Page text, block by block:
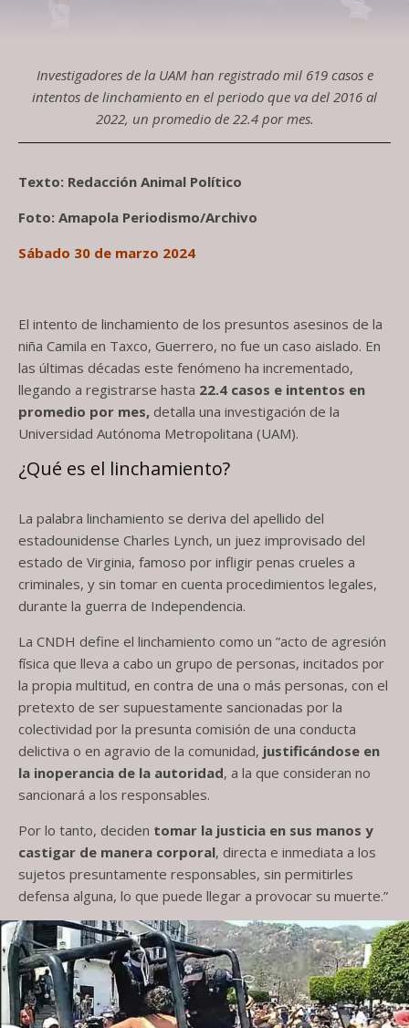
Investigadores de la UAM han registrado mil 619 casos e
intentos de linchamiento en el periodo que va del 2016 al
2022, un promedio de 22.4 por mes.
Texto: Redacción Animal Político
Foto: Amapola Periodismo/Archivo
Sábado 30 de marzo 2024
El intento de linchamiento de los presuntos asesinos de la
niña Camila en Taxco, Guerrero, no fue un caso aislado. En
las últimas décadas este fenómeno ha incrementado,
llegando a registrarse hasta 22.4 casos e intentos en
promedio por mes, detalla una investigación de la
Universidad Autónoma Metropolitana (UAM).
¿Qué es el linchamiento?
La palabra linchamiento se deriva del apellido del
estadounidense Charles Lynch, un juez improvisado del
estado de Virginia, famoso por infligir penas crueles a
criminales, y sin tomar en cuenta procedimientos legales,
durante la guerra de Independencia.
La CNDH define el linchamiento como un ​​”acto de agresión
física que lleva a cabo un grupo de personas, incitados por
la propia multitud, en contra de una o más personas, con el
pretexto de ser supuestamente sancionadas por la
colectividad por la presunta comisión de una conducta
delictiva o en agravio de la comunidad, justificándose en
la inoperancia de la autoridad, a la que consideran no
sancionará a los responsables.
Por lo tanto, deciden tomar la justicia en sus manos y
castigar de manera corporal, directa e inmediata a los
sujetos presuntamente responsables, sin permitirles
defensa alguna, lo que puede llegar a provocar su muerte.”